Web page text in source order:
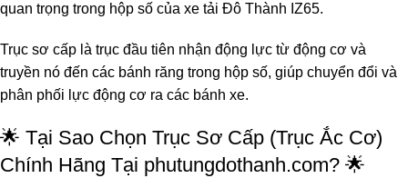
quan trọng trong hộp số của xe tải Đô Thành IZ65.
Trục sơ cấp là trục đầu tiên nhận động lực từ động cơ và
truyền nó đến các bánh răng trong hộp số, giúp chuyển đổi và
phân phối lực động cơ ra các bánh xe.
🌟 Tại Sao Chọn Trục Sơ Cấp (Trục Ắc Cơ)
Chính Hãng Tại phutungdothanh.com? 🌟